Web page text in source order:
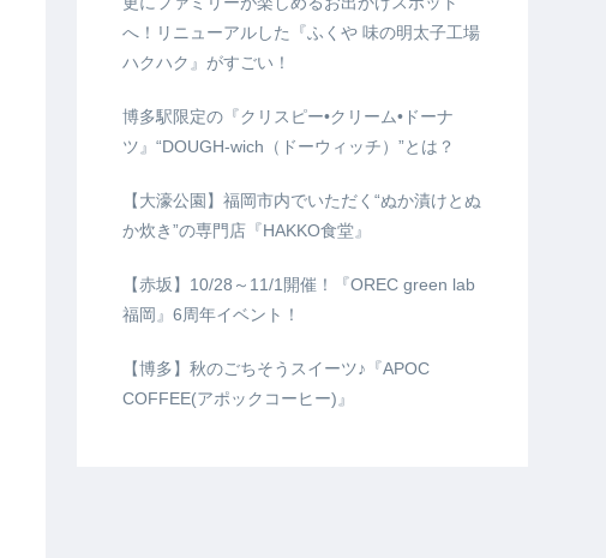
へ！リニューアルした『ふくや 味の明太子工場
ハクハク』がすごい！
博多駅限定の『クリスピー•クリーム•ドーナ
ツ』“DOUGH-wich（ドーウィッチ）”とは？
【大濠公園】福岡市内でいただく“ぬか漬けとぬ
か炊き”の専門店『HAKKO食堂』
【赤坂】10/28～11/1開催！『OREC green lab
福岡』6周年イベント！
【博多】秋のごちそうスイーツ♪『APOC
COFFEE(アポックコーヒー)』